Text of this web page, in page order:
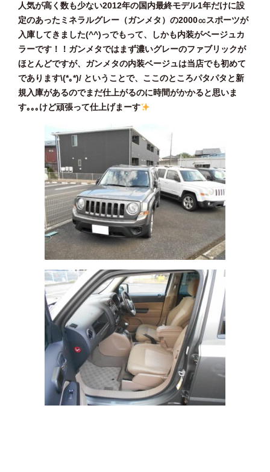
人気が高く数も少ない2012年の国内最終モデル1年だけに設
定のあったミネラルグレー（ガンメタ）の2000㏄スポーツが
入庫してきました(^^)っでもって、しかも内装がベージュカ
ラーです！！ガンメタではまず濃いグレーのファブリックが
ほとんどですが、ガンメタの内装ベージュは当店でも初めて
であります\(*｡*)/ ということで、ここのところパタパタと新
規入庫があるのでまだ仕上がるのに時間がかかると思いま
す｡｡｡けど頑張って仕上げまーす